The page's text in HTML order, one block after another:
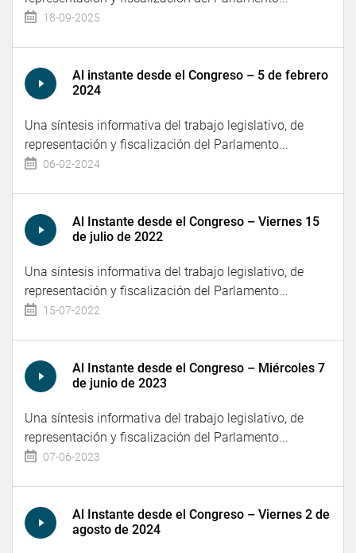
18-09-2025
Al instante desde el Congreso – 5 de febrero
2024
Una síntesis informativa del trabajo legislativo, de
representación y fiscalización del Parlamento...
06-02-2024
Al Instante desde el Congreso – Viernes 15
de julio de 2022
Una síntesis informativa del trabajo legislativo, de
representación y fiscalización del Parlamento...
15-07-2022
Al Instante desde el Congreso – Miércoles 7
de junio de 2023
Una síntesis informativa del trabajo legislativo, de
representación y fiscalización del Parlamento...
07-06-2023
Al Instante desde el Congreso – Viernes 2 de
agosto de 2024